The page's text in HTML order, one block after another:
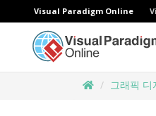
Visual Paradigm Online
그래픽 디